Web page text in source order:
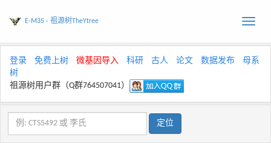
Toggle
E-M35 - 祖源树TheYtree
登录 免费上树 微基因导入 科研 古人 论文 数据发布
母系
树
祖源树用户群（Q群764507041）